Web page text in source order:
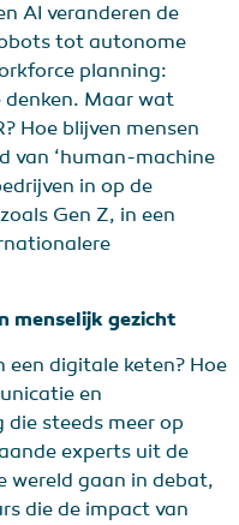
AI veranderen de
tot autonome
planning:
Maar wat
Hoe blijven mensen
van ‘human-machine
in op de
Gen Z, in een
menselijk gezicht
een digitale keten? Hoe
en
die steeds meer op
experts uit de
wereld gaan in debat,
die de impact van